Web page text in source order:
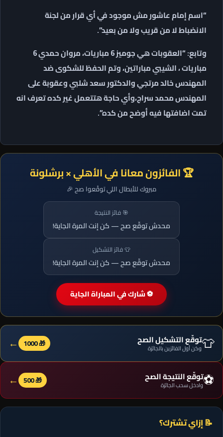
“اسم إمام عاشور مش موجود في أي قرار من لجنة
الانضباط لا من قريب ولا من بعيد”.
وتابع: “العقوبات هي جوميز 6 مباريات، مروان حمدي 6
مباريات ، الشيبي مباراتين، وتم الحفظ للشكوى ضد
المهندس خالد مرتجي والدكتور سعد شلبي وعقوبة على
المهندس محمد سراج،وأي حاجة هتتعمل غير كده تعرف انه
تمت اضافتها فيه أوضح من كده”.
🏆 الفائزون معانا في الأهلي × برشلونة
مبروك للأبطال اللي توقّعوا صح 🎉
🎯 فائز النتيجة
محدش توقّع صح — كن إنت المرة الجاية!
👕 فائز التشكيل
محدش توقّع صح — كن إنت المرة الجاية!
⚽ شارك في المباراة الجاية
👕توقّع التشكيل الصح
وكن أول الفائزين بالجائزة 🎁 1000
←
⚽توقّع النتيجة الصح
وادخل سحب الجائزة 🎁 500
←
📝 إزاي تشترك؟